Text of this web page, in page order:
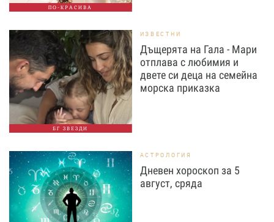
ПО-КРАСИВА
БГ ЗВЕЗДИ
ИЗВЕСТНИ
Дъщерята на Гала - Мари
отплава с любимия и
двете си деца на семейна
морска приказка
АСТРОЛОГИЯ
Дневен хороскоп за 5
август, сряда